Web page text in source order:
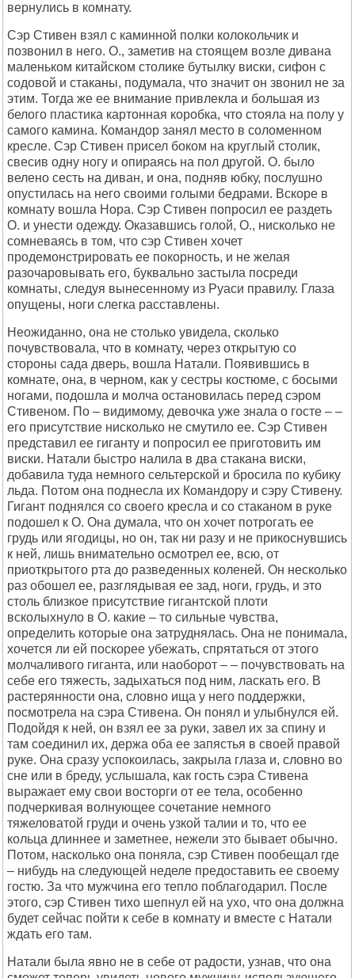
вернулись в комнату.
Сэр Стивен взял с каминной полки колокольчик и
позвонил в него. О., заметив на стоящем возле дивана
маленьком китайском столике бутылку виски, сифон с
содовой и стаканы, подумала, что значит он звонил не за
этим. Тогда же ее внимание привлекла и большая из
белого пластика картонная коробка, что стояла на полу у
самого камина. Командор занял место в соломенном
кресле. Сэр Стивен присел боком на круглый столик,
свесив одну ногу и опираясь на пол другой. О. было
велено сесть на диван, и она, подняв юбку, послушно
опустилась на него своими голыми бедрами. Вскоре в
комнату вошла Нора. Сэр Стивен попросил ее раздеть
О. и унести одежду. Оказавшись голой, О., нисколько не
сомневаясь в том, что сэр Стивен хочет
продемонстрировать ее покорность, и не желая
разочаровывать его, буквально застыла посреди
комнаты, следуя вынесенному из Руаси правилу. Глаза
опущены, ноги слегка расставлены.
Неожиданно, она не столько увидела, сколько
почувствовала, что в комнату, через открытую со
стороны сада дверь, вошла Натали. Появившись в
комнате, она, в черном, как у сестры костюме, с босыми
ногами, подошла и молча остановилась перед сэром
Стивеном. По – видимому, девочка уже знала о госте – –
его присутствие нисколько не смутило ее. Сэр Стивен
представил ее гиганту и попросил ее приготовить им
виски. Натали быстро налила в два стакана виски,
добавила туда немного сельтерской и бросила по кубику
льда. Потом она поднесла их Командору и сэру Стивену.
Гигант поднялся со своего кресла и со стаканом в руке
подошел к О. Она думала, что он хочет потрогать ее
грудь или ягодицы, но он, так ни разу и не прикоснувшись
к ней, лишь внимательно осмотрел ее, всю, от
приоткрытого рта до разведенных коленей. Он несколько
раз обошел ее, разглядывая ее зад, ноги, грудь, и это
столь близкое присутствие гигантской плоти
всколыхнуло в О. какие – то сильные чувства,
определить которые она затруднялась. Она не понимала,
хочется ли ей поскорее убежать, спрятаться от этого
молчаливого гиганта, или наоборот – – почувствовать на
себе его тяжесть, задыхаться под ним, ласкать его. В
растерянности она, словно ища у него поддержки,
посмотрела на сэра Стивена. Он понял и улыбнулся ей.
Подойдя к ней, он взял ее за руки, завел их за спину и
там соединил их, держа оба ее запястья в своей правой
руке. Она сразу успокоилась, закрыла глаза и, словно во
сне или в бреду, услышала, как гость сэра Стивена
выражает ему свои восторги от ее тела, особенно
подчеркивая волнующее сочетание немного
тяжеловатой груди и очень узкой талии и то, что ее
кольца длиннее и заметнее, нежели это бывает обычно.
Потом, насколько она поняла, сэр Стивен пообещал где
– нибудь на следующей неделе предоставить ее своему
гостю. За что мужчина его тепло поблагодарил. После
этого, сэр Стивен тихо шепнул ей на ухо, что она должна
будет сейчас пойти к себе в комнату и вместе с Натали
ждать его там.
Натали была явно не в себе от радости, узнав, что она